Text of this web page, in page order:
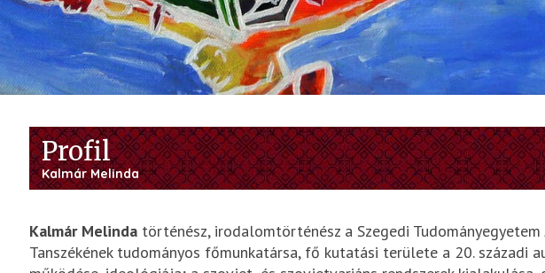
Profil
Kalmár Melinda
Kalmár Melinda történész, irodalomtörténész a Szegedi
Tanszékének tudományos főmunkatársa, fő kutatási területe a 20. századi